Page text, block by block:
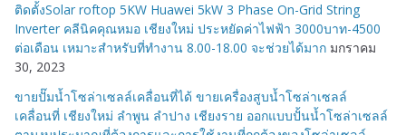
ติดตั้งSolar roftop 5KW Huawei 5kW 3 Phase On-Grid String
Inverter คลีนิคคุณหมอ เชียงใหม่ ประหยัดค่าไฟฟ้า 3000บาท-4500
ต่อเดือน เหมาะสำหรับที่ทำงาน 8.00-18.00 จะช่วยได้มาก มกราคม
30, 2023
ขายปั๊มน้ำโซล่าเซลล์เคลื่อนที่ได้ ขายเครื่องสูบน้ำโซล่าเซลล์
เคลื่อนที่ เชียงใหม่ ลำพูน ลำปาง เชียงราย ออกแบบปั้นน้ำโซล่าเซลล์